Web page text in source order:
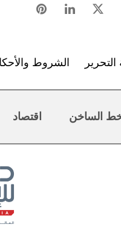
الشروط
الساخن اقتصاد